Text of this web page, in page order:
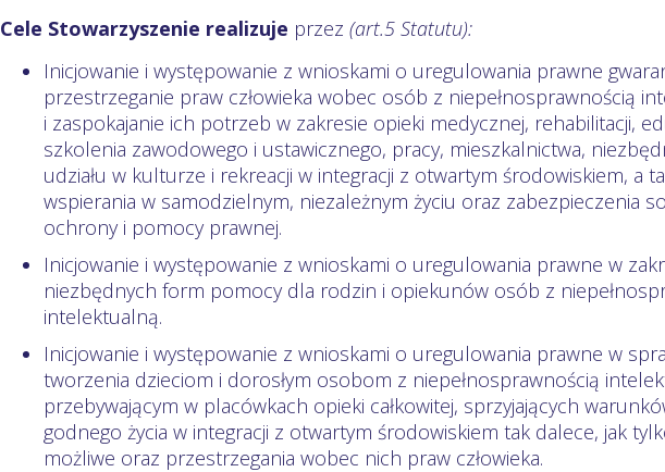
Cele Stowarzyszenie realizuje przez (art.5 Statutu):
Inicjowanie i występowanie z wnioskami o uregulowania prawne
przestrzeganie praw człowieka wobec osób z niepełnosprawnością
i zaspokajanie ich po­trzeb w zakresie opieki medycznej, rehabilitacji,
szkolenia zawodowego i ustawicznego, pracy, miesz­kalnictwa,
udziału w kulturze i rekreacji w in­tegracji z otwartym środowiskiem, a
wspierania w samodzielnym, niezależnym życiu oraz zabezpieczenia
ochrony i pomocy prawnej.
Inicjowanie i występowanie z wnioskami o uregulowania prawne w
niezbędnych form pomocy dla rodzin i opie­kunów osób z
intelektualną.
Inicjowanie i występowanie z wnioskami o uregulowania prawne w
tworzenia dzieciom i dorosłym osobom z niepełnosprawnością
przebywającym w placówkach opieki całkowitej, sprzyjających
godnego życia w integracji z otwartym środowiskiem tak dalece, jak
możliwe oraz przestrzegania wobec nich praw człowieka.